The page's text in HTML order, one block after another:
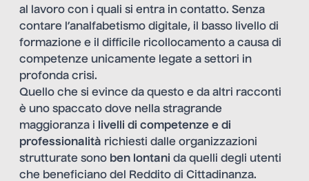
al lavoro con i quali si entra in contatto. Senza
contare l’analfabetismo digitale, il basso livello di
formazione e il difficile ricollocamento a causa di
competenze unicamente legate a settori in
profonda crisi.
Quello che si evince da questo e da altri racconti
è uno spaccato dove nella stragrande
maggioranza i
livelli di competenze e di
professionalità richiesti dalle organizzazioni
strutturate sono ben lontani da quelli degli utenti
che beneficiano del Reddito di Cittadinanza.